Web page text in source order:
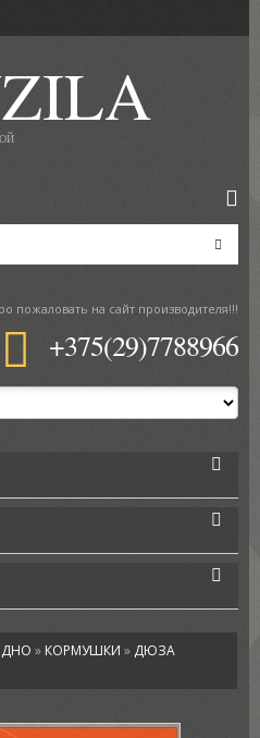
пожаловать на сайт производителя!!!
+375(29)7788966
» КОРМУШКИ » ДЮЗА